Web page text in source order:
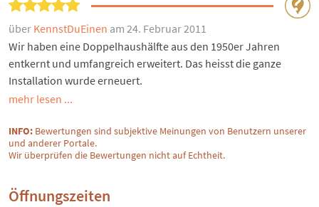
über KennstDuEinen am 24. Februar 2011
Wir haben eine Doppelhaushälfte aus den 1950er Jahren
entkernt und umfangreich erweitert. Das heisst die ganze
Installation wurde erneuert.
mehr lesen ...
INFO: Bewertungen sind subjektive Meinungen von Benutzern unserer
und anderer Portale.
Wir überprüfen die Bewertungen nicht auf Echtheit.
Öffnungszeiten